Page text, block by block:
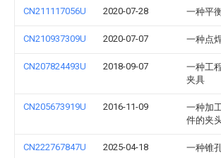
CN211117056U 2020-07-28 一种平
CN210937309U 2020-07-07 一种点
CN207824493U 2018-09-07
一种工
夹具
CN205673919U 2016-11-09
一种加
件的夹
CN222767847U 2025-04-18 一种锥